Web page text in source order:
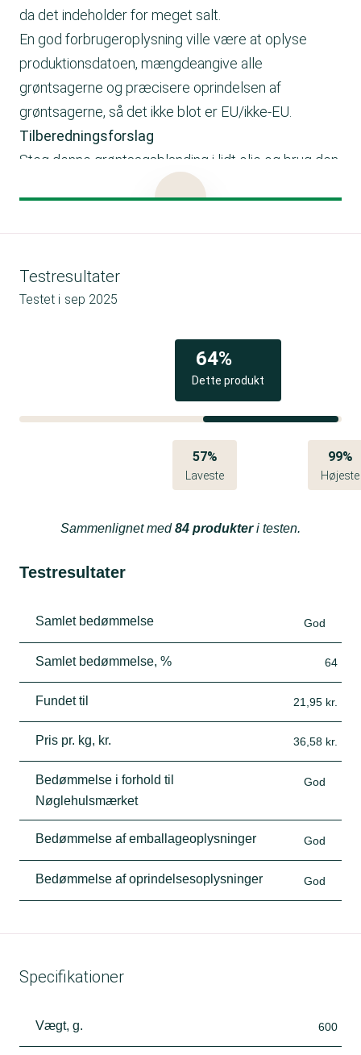
da det indeholder for meget salt.
En god forbrugeroplysning ville være at oplyse
produktionsdatoen, mængdeangive alle
grøntsagerne og præcisere oprindelsen af
grøntsagerne, så det ikke blot er EU/ikke-EU.
Tilberedningsforslag
Steg denne grøntsagsblanding i lidt olie og brug den
som tilbehør/garniture eller tilsæt lidt fløde og
Testresultater
Testet i sep 2025
Dette produkt
64%
57%
Laveste
99%
Højeste
Sammenlignet med84 produkteri testen.
Testresultater
Samlet bedømmelse God
Samlet bedømmelse, % 64
Fundet til 21,95 kr.
Pris pr. kg, kr. 36,58 kr.
Bedømmelse i forhold til
Nøglehulsmærket
God
Bedømmelse af emballageoplysninger God
Bedømmelse af oprindelsesoplysninger God
Specifikationer
Vægt, g. 600